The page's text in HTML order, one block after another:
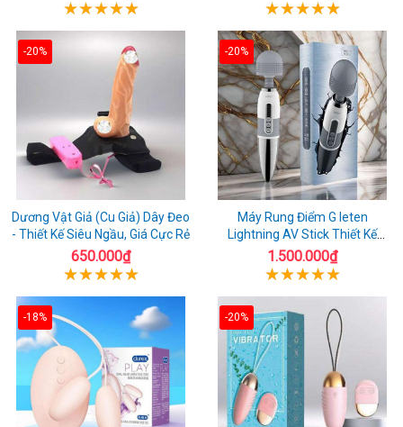
-20%
Dương Vật Giả (Cu Giả) Dây Đeo
- Thiết Kế Siêu Ngầu, Giá Cực Rẻ
650.000₫
-20%
Máy Rung Điểm G leten
Lightning AV Stick Thiết Kế
Thông Minh
1.500.000₫
-18% -20%